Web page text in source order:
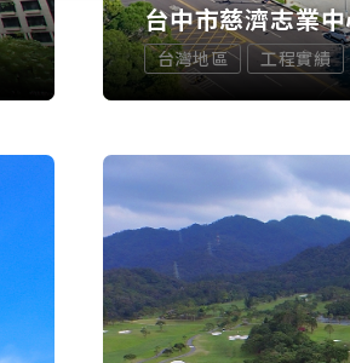
台中市慈濟志業
台灣地區 工程實績